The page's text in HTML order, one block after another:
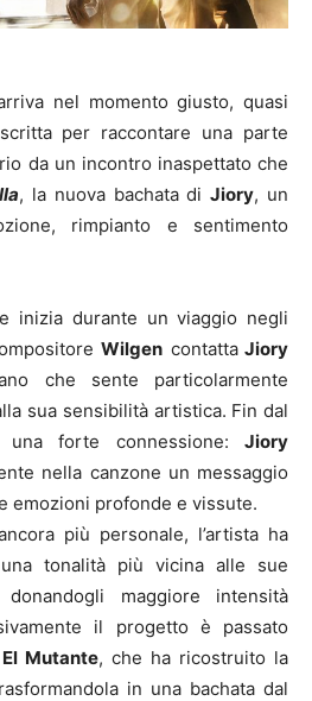
nel momento giusto, quasi
per raccontare una parte
da un incontro inaspettato che
, la nuova bachata diJiory, un
rimpianto e sentimento
inizia durante un viaggio negli
Wilgen contattaJiory
che sente particolarmente
sua sensibilità artistica. Fin dal
una forte connessione: Jiory
nella canzone un messaggio
emozioni profonde e vissute.
più personale, l’artista ha
tonalità più vicina alle sue
maggiore intensità
il progetto è passato
Mutante, che ha ricostruito la
in una bachata dal